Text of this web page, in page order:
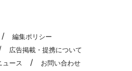
編集ポリシー
広告掲載・提携について
ュース お問い合わせ